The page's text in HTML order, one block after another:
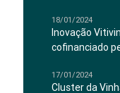
18/01/2024
Inovação
cofinanciado
17/01/2024
Cluster da